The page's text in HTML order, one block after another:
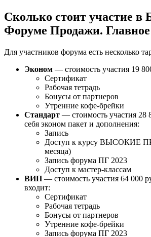
Сколько стоит участие в
Форуме Продажи. Главное
Для участников форума есть несколько
Эконом — стоимость участия 19
Сертификат
Рабочая тетрадь
Бонусы от партнеров
Утренние кофе-брейки
Стандарт — стоимость участия 28
себя эконом пакет и дополнения:
Запись
Доступ к курсу ВЫСОКИЕ
месяца)
Запись форума ПГ 2023
Доступ к мастер-классам
ВИП — стоимость участия 64 000
входит:
Сертификат
Рабочая тетрадь
Бонусы от партнеров
Утренние кофе-брейки
Запись форума ПГ 2023